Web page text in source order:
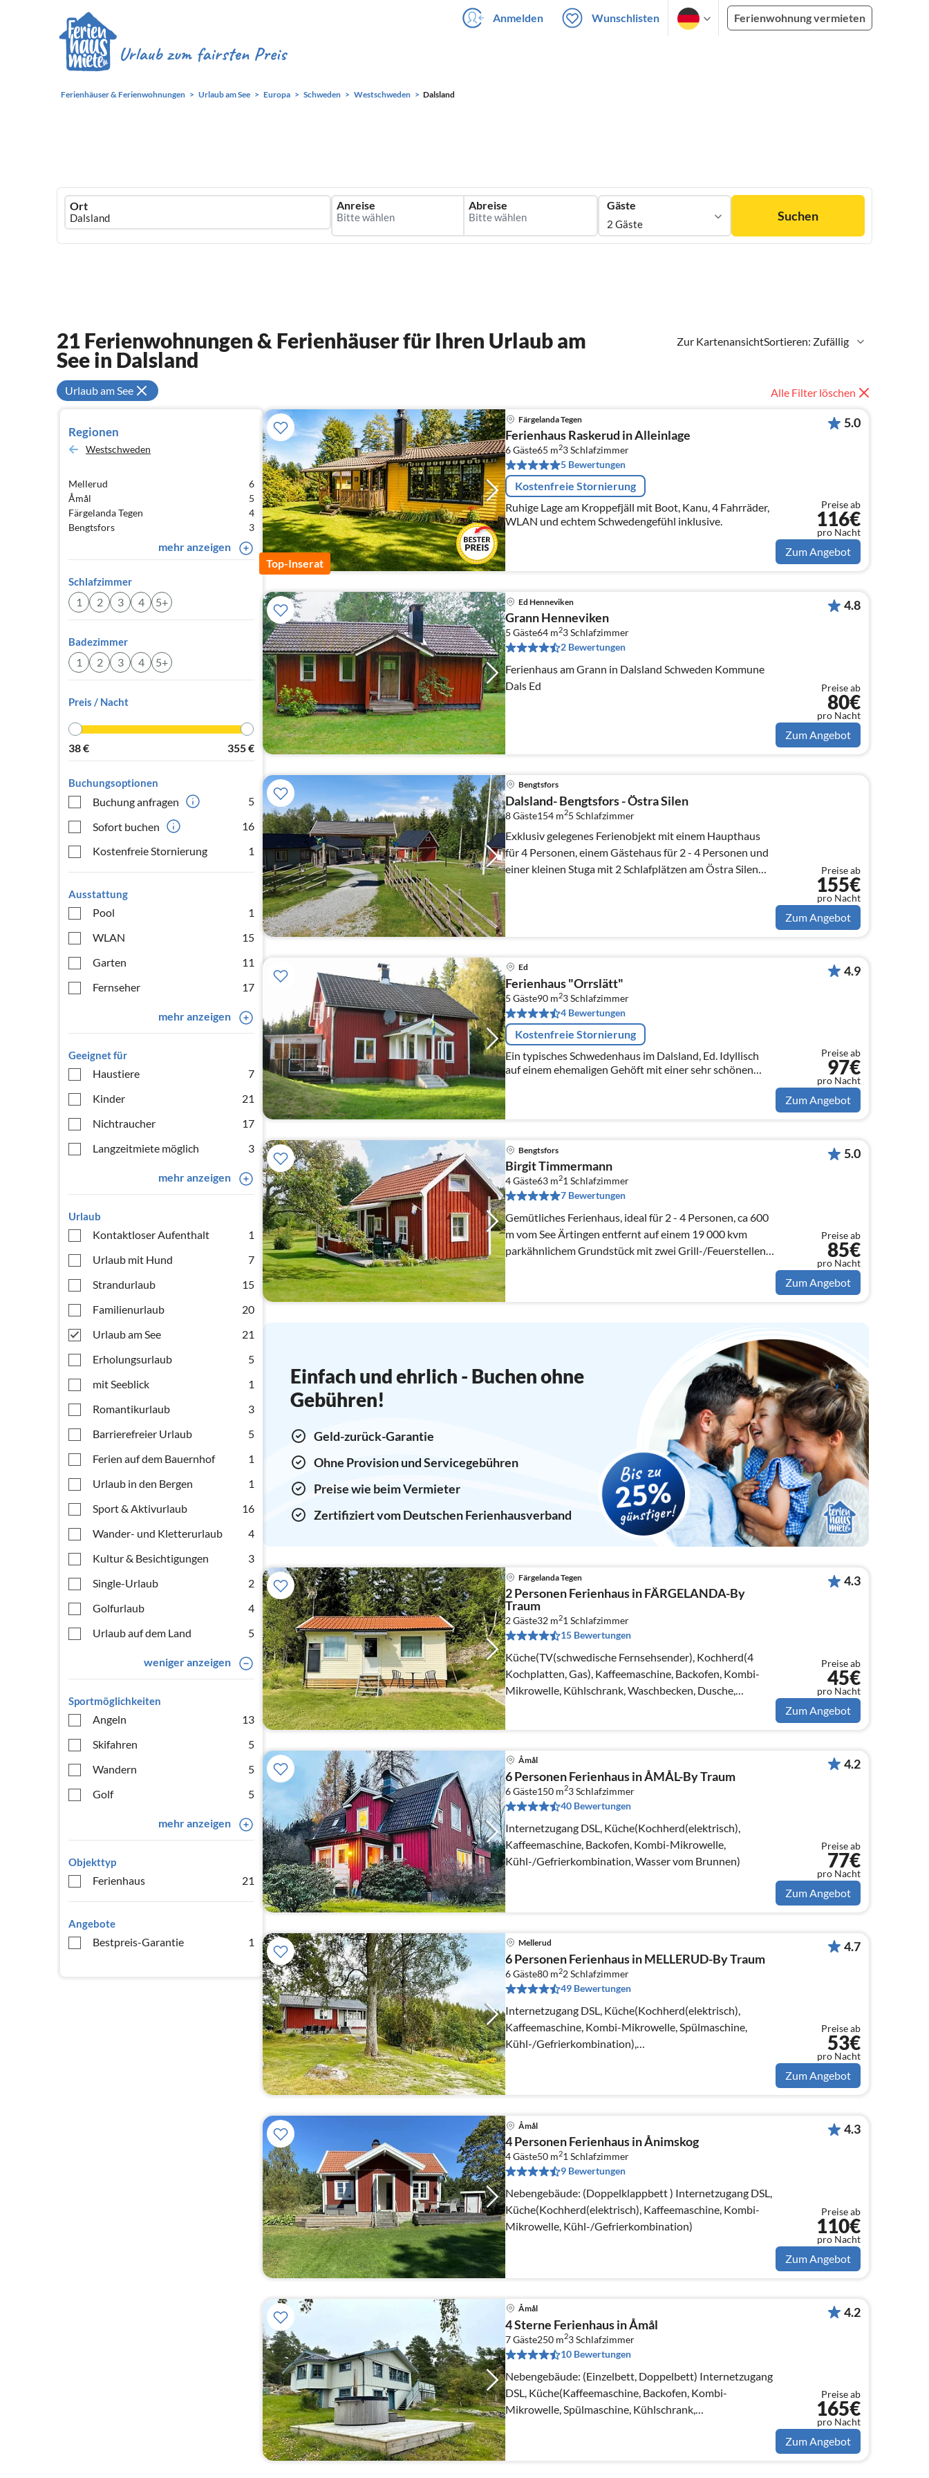
Anmelden Wunschlisten Ferienwohnung vermieten
Ferienhäuser & Ferienwohnungen Urlaub am See Europa Schweden Westschweden Dalsland
Ferienhausmiete
logo
Ort Anreise Abreise Gäste
2 Gäste
Suchen
Zur KartenansichtSortieren: Zufällig
21 Ferienwohnungen & Ferienhäuser für Ihren Urlaub am
See in Dalsland
Urlaub am See Alle Filter löschen
Regionen
Westschweden
Mellerud
6
Åmål
5
Färgelanda Tegen
4
Bengtsfors
3
mehr anzeigen
Schlafzimmer
1 2 3 4 5+
Badezimmer
1 2 3 4 5+
Preis / Nacht
38€ 355€
Buchungsoptionen
Buchung anfragen
5
Sofort buchen
16
Kostenfreie Stornierung
1
Ausstattung
Pool
1
WLAN
15
Garten
11
Fernseher
17
mehr anzeigen
Geeignet für
Haustiere
7
Kinder
21
Nichtraucher
17
Langzeitmiete möglich
3
mehr anzeigen
Urlaub
Kontaktloser Aufenthalt
1
Urlaub mit Hund
7
Strandurlaub
15
Familienurlaub
20
Urlaub am See
21
Erholungsurlaub
5
mit Seeblick
1
Romantikurlaub
3
Barrierefreier Urlaub
5
Ferien auf dem Bauernhof
1
Urlaub in den Bergen
1
Sport & Aktivurlaub
16
Wander- und Kletterurlaub
4
Kultur & Besichtigungen
3
Single-Urlaub
2
Golfurlaub
4
Urlaub auf dem Land
5
weniger anzeigen
Sportmöglichkeiten
Angeln
13
Skifahren
5
Wandern
5
Golf
5
mehr anzeigen
Objekttyp
Ferienhaus 21
Angebote
Bestpreis-Garantie 1
Top-Inserat
Färgelanda Tegen
Ferienhaus Raskerud in Alleinlage
6 Gäste65 m23Schlafzimmer
5 Bewertungen
Kostenfreie Stornierung
Ruhige Lage am Kroppefjäll mit Boot, Kanu, 4 Fahrräder,
WLAN und echtem Schwedengefühl inklusive.
5.0
Preise ab
116€
pro Nacht
Zum Angebot
Ed Henneviken
Grann Henneviken
5 Gäste64 m23Schlafzimmer
2 Bewertungen
Ferienhaus am Grann in Dalsland Schweden Kommune
Dals Ed
4.8
Preise ab
80€
pro Nacht
Zum Angebot
Bengtsfors
Dalsland- Bengtsfors - Östra Silen
8 Gäste154 m25 Schlafzimmer
Exklusiv gelegenes Ferienobjekt mit einem Haupthaus
für 4 Personen, einem Gästehaus für 2 - 4 Personen und
einer kleinen Stuga mit 2 Schlafplätzen am Östra Silen
Preise ab
155€
pro Nacht
Zum Angebot
Ed
Ferienhaus "Orrslätt"
5 Gäste90 m23Schlafzimmer
4 Bewertungen
Kostenfreie Stornierung
Ein typisches Schwedenhaus im Dalsland, Ed. Idyllisch
auf einem ehemaligen Gehöft mit einer sehr schönen
Aussicht und in ruhiger Lage gelegen. Gemütlich und mit
Ausstrahlung.
4.9
Preise ab
97€
pro Nacht
Zum Angebot
Bengtsfors
Birgit Timmermann
4 Gäste63 m21 Schlafzimmer
7 Bewertungen
Gemütliches Ferienhaus, ideal für 2 - 4 Personen, ca 600
m vom See Ärtingen entfernt auf einem 19 000 kvm
parkähnlichem Grundstück mit zwei Grill-/Feuerstellen
5.0
Preise ab
85€
pro Nacht
Zum Angebot
Einfach und ehrlich - Buchen ohne
Gebühren!
Geld-zurück-Garantie
Ohne Provision und Servicegebühren
Preise wie beim Vermieter
Zertifiziert vom Deutschen Ferienhausverband
Färgelanda Tegen
2 Personen Ferienhaus in FÄRGELANDA-By
Traum
2 Gäste32 m21Schlafzimmer
15 Bewertungen
Küche(TV(schwedische Fernsehsender), Kochherd(4
Kochplatten, Gas), Kaffeemaschine, Backofen, Kombi-
Mikrowelle, Kühlschrank, Waschbecken, Dusche,
Gartenmöbel, Grill(Holzkohle))
4.3
Preise ab
45€
pro Nacht
Zum Angebot
Åmål
6 Personen Ferienhaus in ÅMÅL-By Traum
6 Gäste150 m23Schlafzimmer
40 Bewertungen
Internetzugang DSL, Küche(Kochherd(elektrisch),
Kaffeemaschine, Backofen, Kombi-Mikrowelle,
Kühl-/Gefrierkombination, Wasser vom Brunnen)
4.2
Preise ab
77€
pro Nacht
Zum Angebot
Mellerud
6 Personen Ferienhaus in MELLERUD-By Traum
6 Gäste80 m22Schlafzimmer
49 Bewertungen
Internetzugang DSL, Küche(Kochherd(elektrisch),
Kaffeemaschine, Kombi-Mikrowelle, Spülmaschine,
Kühl-/Gefrierkombination),
Wohn-/Schlafzimmer(Chromecast),
Schlafzimmer(Doppelbett)
4.7
Preise ab
53€
pro Nacht
Zum Angebot
Åmål
4 Personen Ferienhaus in Ånimskog
4 Gäste50 m21 Schlafzimmer
9 Bewertungen
Nebengebäude: (Doppelklappbett ) Internetzugang DSL,
Küche(Kochherd(elektrisch), Kaffeemaschine, Kombi-
Mikrowelle, Kühl-/Gefrierkombination)
4.3
Preise ab
110€
pro Nacht
Zum Angebot
Åmål
4 Sterne Ferienhaus in Åmål
7 Gäste250 m23Schlafzimmer
10 Bewertungen
Nebengebäude: (Einzelbett, Doppelbett) Internetzugang
DSL, Küche(Kaffeemaschine, Backofen, Kombi-
Mikrowelle, Spülmaschine, Kühlschrank,
Kühl-/Gefrierkombination)
4.2
Preise ab
165€
pro Nacht
Zum Angebot